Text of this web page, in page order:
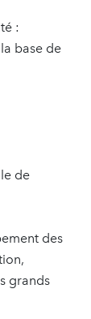
:
base de
de
des
grands